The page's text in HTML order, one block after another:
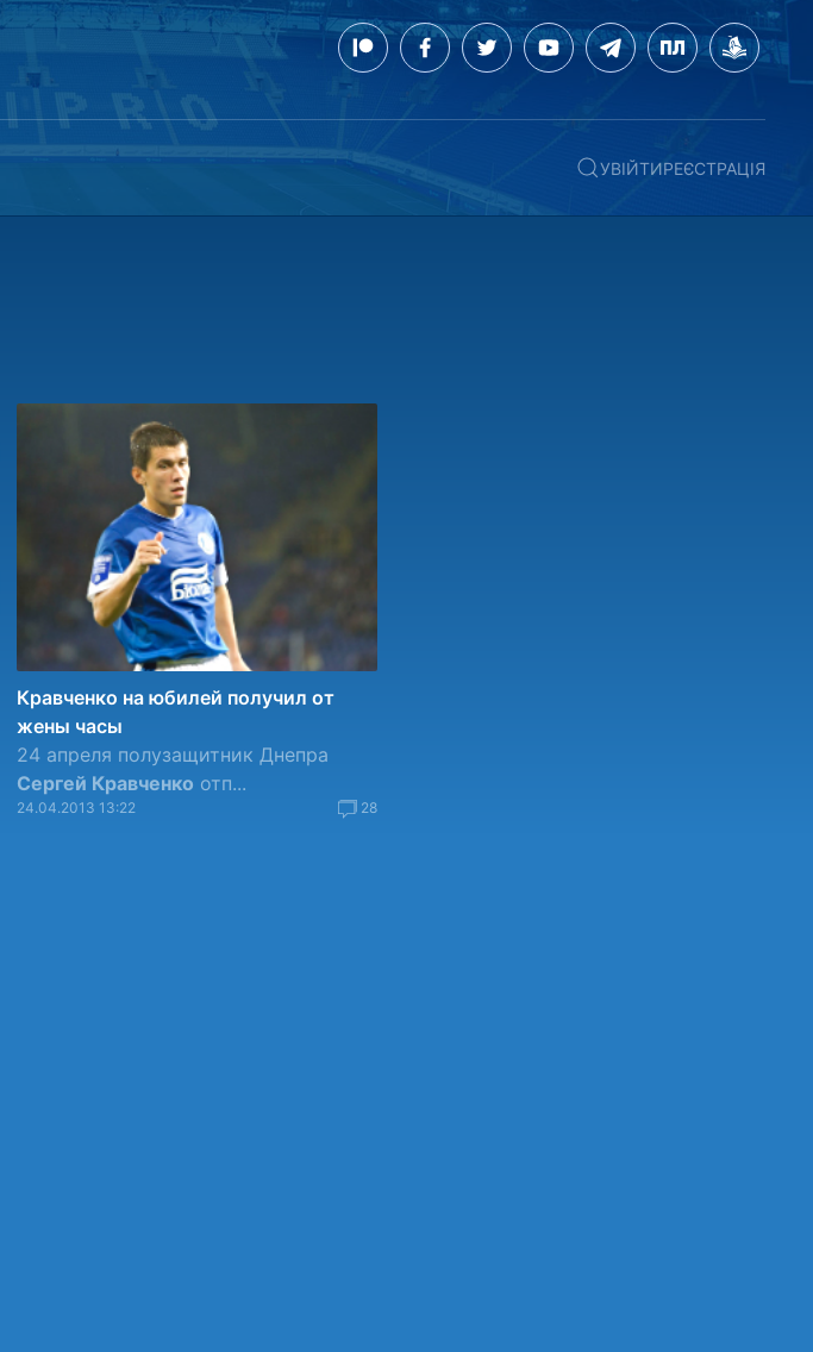
УВІЙТИРЕЄСТРАЦІЯ
Кравченко на юбилей получил от
жены часы
24 апреля полузащитник Днепра
Сергей Кравченко отп...
24.04.2013 13:22 28